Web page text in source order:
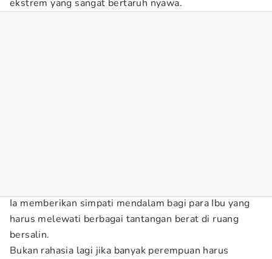
ekstrem yang sangat bertaruh nyawa.
Ia memberikan simpati mendalam bagi para Ibu yang
harus melewati berbagai tantangan berat di ruang
bersalin.
Bukan rahasia lagi jika banyak perempuan harus